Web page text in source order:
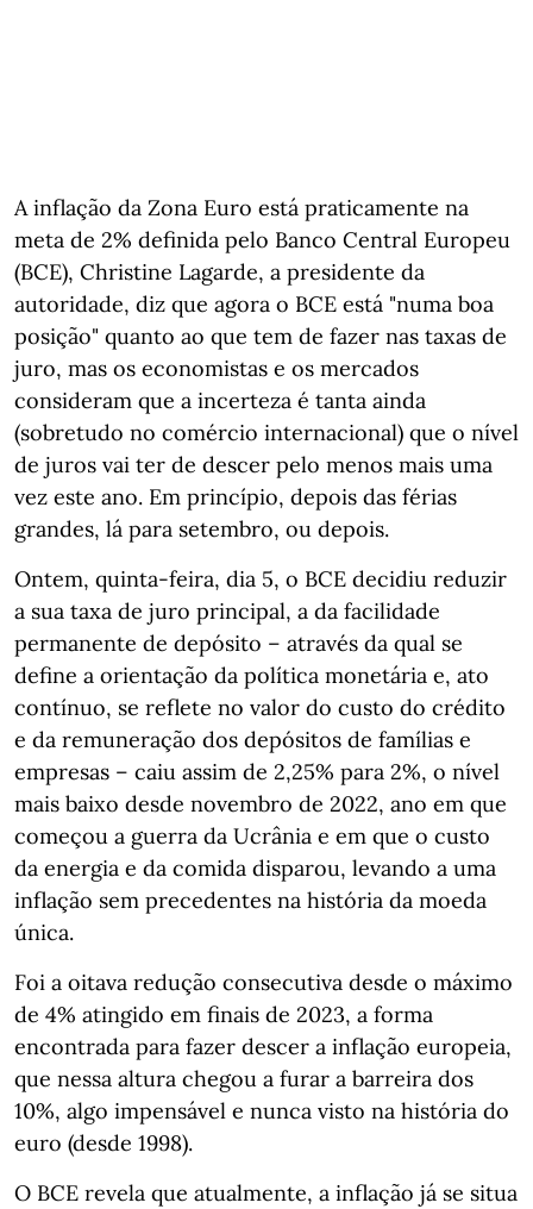
A inflação da Zona Euro está praticamente na
meta de 2% definida pelo Banco Central Europeu
(BCE), Christine Lagarde, a presidente da
autoridade, diz que agora o BCE está "numa boa
posição" quanto ao que tem de fazer nas taxas de
juro, mas os economistas e os mercados
consideram que a incerteza é tanta ainda
(sobretudo no comércio internacional) que o nível
de juros vai ter de descer pelo menos mais uma
vez este ano. Em princípio, depois das férias
grandes, lá para setembro, ou depois.
Ontem, quinta-feira, dia 5, o BCE decidiu reduzir
a sua taxa de juro principal, a da facilidade
permanente de depósito – através da qual se
define a orientação da política monetária e, ato
contínuo, se reflete no valor do custo do crédito
e da remuneração dos depósitos de famílias e
empresas – caiu assim de 2,25% para 2%, o nível
mais baixo desde novembro de 2022, ano em que
começou a guerra da Ucrânia e em que o custo
da energia e da comida disparou, levando a uma
inflação sem precedentes na história da moeda
única.
Foi a oitava redução consecutiva desde o máximo
de 4% atingido em finais de 2023, a forma
encontrada para fazer descer a inflação europeia,
que nessa altura chegou a furar a barreira dos
10%, algo impensável e nunca visto na história do
euro (desde 1998).
O BCE revela que atualmente, a inflação já se situa